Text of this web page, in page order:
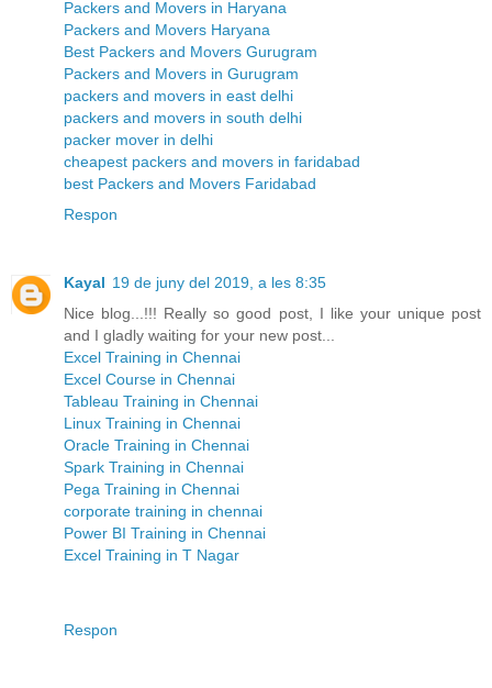
Packers and Movers in Haryana
Packers and Movers Haryana
Best Packers and Movers Gurugram
Packers and Movers in Gurugram
packers and movers in east delhi
packers and movers in south delhi
packer mover in delhi
cheapest packers and movers in faridabad
best Packers and Movers Faridabad
Respon
Kayal 19 de juny del 2019, a les 8:35
Nice blog...!!! Really so good post, I like your unique post
and I gladly waiting for your new post...
Excel Training in Chennai
Excel Course in Chennai
Tableau Training in Chennai
Linux Training in Chennai
Oracle Training in Chennai
Spark Training in Chennai
Pega Training in Chennai
corporate training in chennai
Power BI Training in Chennai
Excel Training in T Nagar
Respon